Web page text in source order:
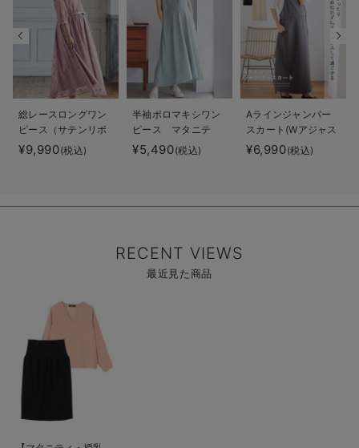
総レースロングワン
ピース（サテンリボ
ンベルト付） マタ
ニティ・授乳服【出
¥9,990(税込)
半袖ポロマキシワン
ピース マタニテ
ィ・授乳服【出産後
も長く使える】
¥5,490(税込)
Aラインジャンパー
スカート(Wアジャス
ター付) マタニテ
ィ・授乳服【出産後
¥6,990(税込)
RECENT VIEWS
最近見た商品
商